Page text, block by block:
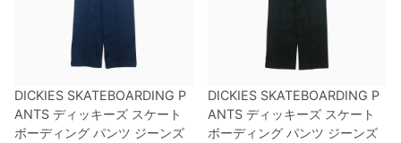
DICKIES SKATEBOARDING P
ANTS ディッキーズ スケート
ボーディング パンツ ジーンズ
DICKIES SKATEBOARDING P
ANTS ディッキーズ スケート
ボーディング パンツ ジーンズ